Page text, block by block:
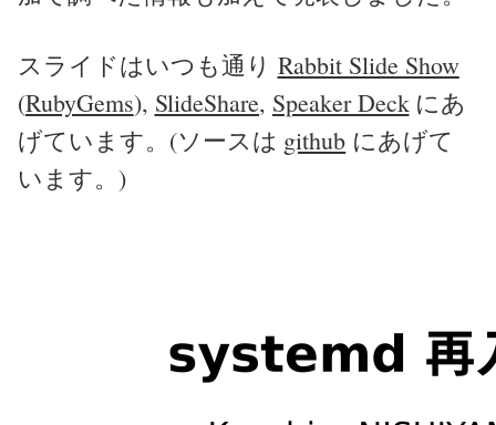
スライドはいつも通り Rabbit Slide Show
(RubyGems), SlideShare, Speaker Deckにあ
げています。(ソースは github にあげて
います。)